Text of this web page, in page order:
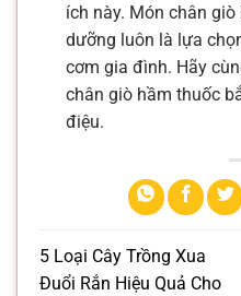
ích này. Món chân
dưỡng luôn là lựa
cơm gia đình. Hãy
chân giò hầm thuốc
điệu.
5 Loại Cây Trồng Xua
Đuổi Rắn Hiệu Quả Cho